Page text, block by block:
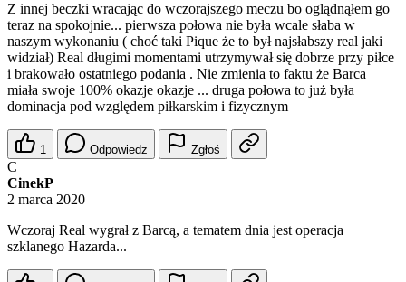
Z innej beczki wracając do wczorajszego meczu bo oglądnąłem go
teraz na spokojnie... pierwsza połowa nie była wcale słaba w
naszym wykonaniu ( choć taki Pique że to był najsłabszy real jaki
widział) Real długimi momentami utrzymywał się dobrze przy piłce
i brakowało ostatniego podania . Nie zmienia to faktu że Barca
miała swoje 100% okazje okazje ... druga połowa to już była
dominacja pod względem piłkarskim i fizycznym
1 Odpowiedz Zgłoś
C
CinekP
2 marca 2020
Wczoraj Real wygrał z Barcą, a tematem dnia jest operacja
szklanego Hazarda...